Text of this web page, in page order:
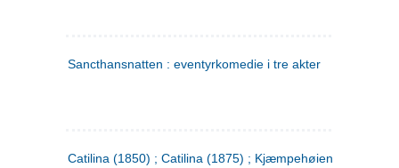
Sancthansnatten : eventyrkomedie i tre akter
Catilina (1850) ; Catilina (1875) ; Kjæmpehøien (1850) ;